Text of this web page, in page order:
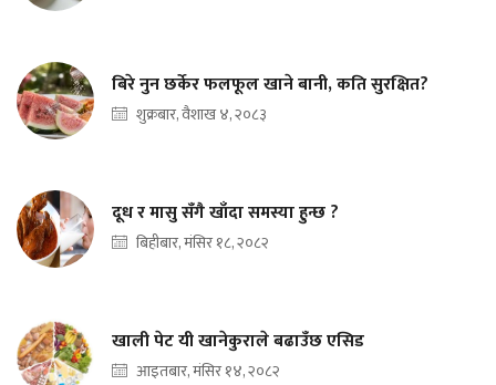
बिरे नुन छर्केर फलफूल खाने बानी, कति सुरक्षित?
शुक्रबार, वैशाख ४, २०८३
दूध र मासु सँगै खाँदा समस्या हुन्छ ?
बिहीबार, मंसिर १८, २०८२
खाली पेट यी खानेकुराले बढाउँछ एसिड
आइतबार, मंसिर १४, २०८२